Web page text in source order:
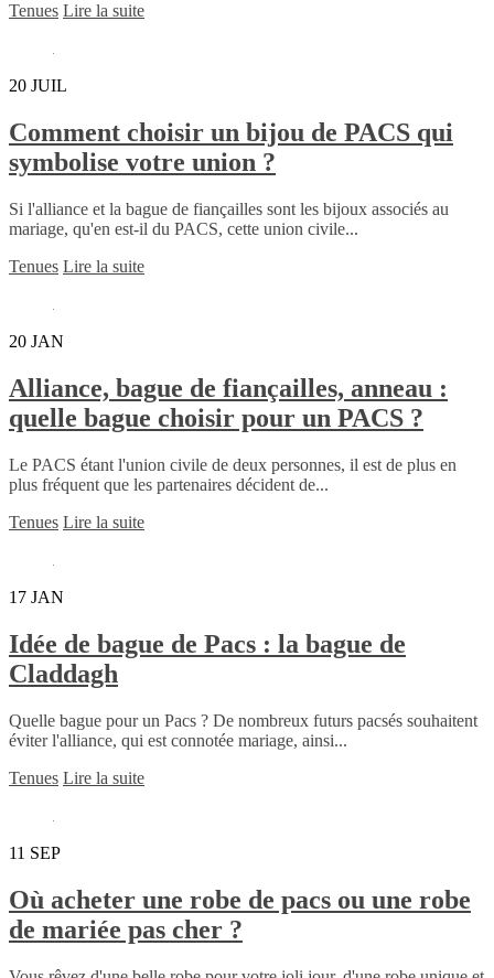
Tenues Lire la suite
20 JUIL
Comment choisir un bijou de PACS qui
symbolise votre union ?
Si l'alliance et la bague de fiançailles sont les bijoux associés au
mariage, qu'en est-il du PACS, cette union civile...
Tenues Lire la suite
20 JAN
Alliance, bague de fiançailles, anneau :
quelle bague choisir pour un PACS ?
Le PACS étant l'union civile de deux personnes, il est de plus en
plus fréquent que les partenaires décident de...
Tenues Lire la suite
17 JAN
Idée de bague de Pacs : la bague de
Claddagh
Quelle bague pour un Pacs ? De nombreux futurs pacsés souhaitent
éviter l'alliance, qui est connotée mariage, ainsi...
Tenues Lire la suite
11 SEP
Où acheter une robe de pacs ou une robe
de mariée pas cher ?